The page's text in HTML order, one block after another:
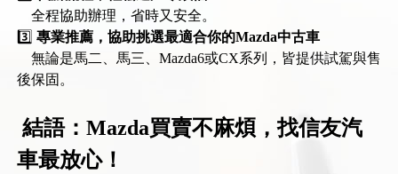
全程協助辦理，省時又安全。
3️⃣ 專業推薦，協助挑選最適合你的Mazda中古車
無論是馬二、馬三、Mazda6或CX系列，皆提供試駕與售
後保固。
結語：Mazda買賣不麻煩，找信友汽
車最放心！